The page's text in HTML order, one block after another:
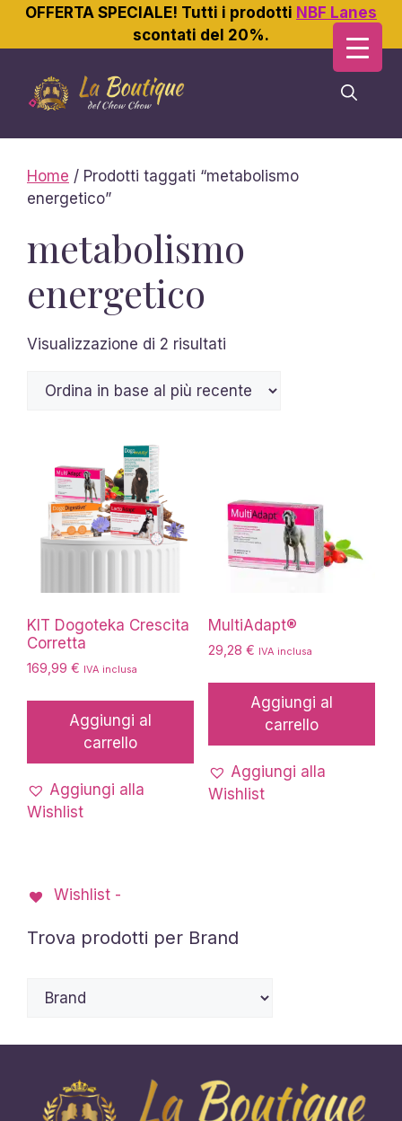
OFFERTA SPECIALE! Tutti i prodotti NBF Lanes
scontati del 20%.
contenuto
Home / Prodotti taggati “metabolismo
energetico”
metabolismo
energetico
Visualizzazione di 2 risultati
base
KIT Dogoteka Crescita
Corretta
169,99 € IVA inclusa
Aggiungi al
carrello
Aggiungi alla
Wishlist
MultiAdapt®
29,28 € IVA inclusa
Aggiungi al
carrello
Aggiungi alla
Wishlist
Wishlist -
Trova prodotti per Brand